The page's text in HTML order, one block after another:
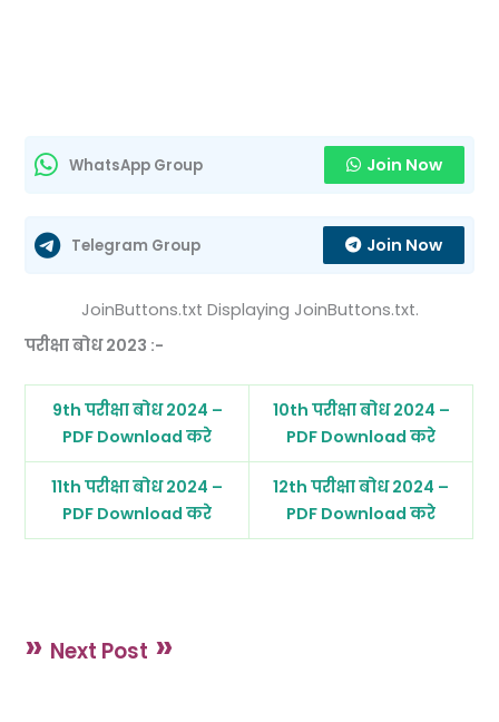
WhatsApp Group Join Now
Telegram Group Join Now
JoinButtons.txt Displaying JoinButtons.txt.
परीक्षा बोध 2023 :-
9th परीक्षा बोध 2024 –
PDF Download करे
10th परीक्षा बोध 2024 –
PDF Download करे
11th परीक्षा बोध 2024 –
PDF Download करे
12th परीक्षा बोध 2024 –
PDF Download करे
» Next Post »